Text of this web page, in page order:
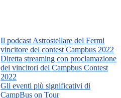
Il podcast Astrostellare del Fermi
vincitore del contest Campbus 2022
Diretta streaming con proclamazione
dei vincitori del Campbus Contest
2022
Gli eventi più significativi di
CampBus on Tour